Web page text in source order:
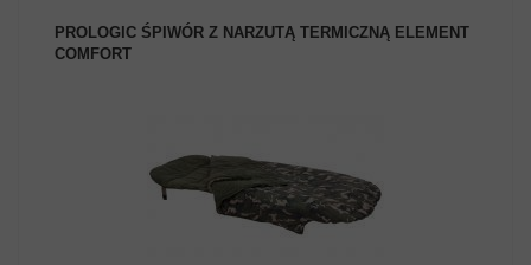
PROLOGIC ŚPIWÓR Z NARZUTĄ TERMICZNĄ ELEMENT
COMFORT
ZOBACZ PRODUKT